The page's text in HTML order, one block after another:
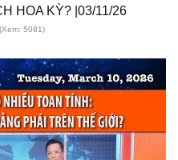
HOA KỲ? |03/11/26
(Xem: 5081)